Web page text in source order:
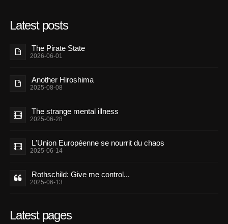
Latest posts
The Pirate State
2026-06-01
Another Hiroshima
2025-08-08
The strange mental illness
2025-06-28
L'Union Européenne se nourrit du chaos
2025-06-14
Rothschild: Give me control...
2025-06-13
Latest pages